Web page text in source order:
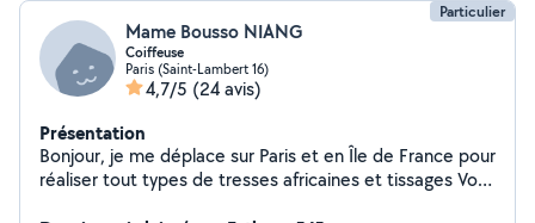
Particulier
Mame Bousso NIANG
Coiffeuse
Paris (Saint-Lambert 16)
4,7/5 (24 avis)
Présentation
Bonjour, je me déplace sur Paris et en Île de France pour
réaliser tout types de tresses africaines et tissages Vous